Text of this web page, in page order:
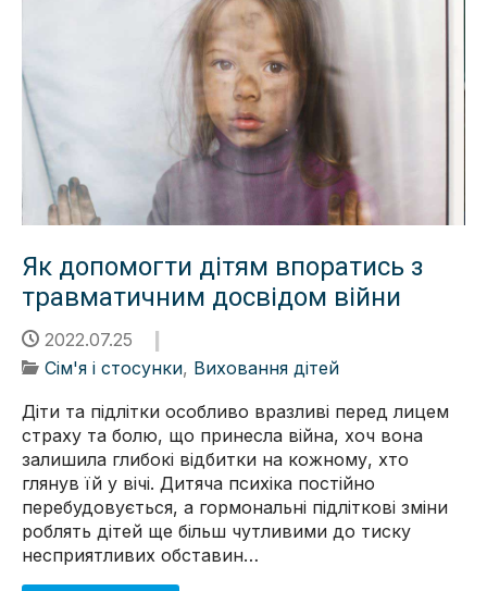
Як допомогти дітям впоратись з
травматичним досвідом війни
2022.07.25
Сім'я і стосунки, Виховання дітей
Діти та підлітки особливо вразливі перед лицем
страху та болю, що принесла війна, хоч вона
залишила глибокі відбитки на кожному, хто
глянув їй у вічі. Дитяча психіка постійно
перебудовується, а гормональні підліткові зміни
роблять дітей ще більш чутливими до тиску
несприятливих обставин…